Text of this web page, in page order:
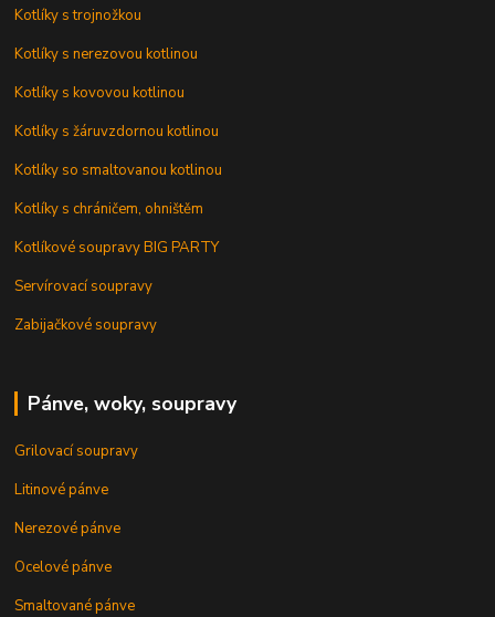
Kotlíky s trojnožkou
Kotlíky s nerezovou kotlinou
Kotlíky s kovovou kotlinou
Kotlíky s žáruvzdornou kotlinou
Kotlíky so smaltovanou kotlinou
Kotlíky s chráničem, ohništěm
Kotlíkové soupravy BIG PARTY
Servírovací soupravy
Zabijačkové soupravy
Pánve, woky, soupravy
Grilovací soupravy
Litinové pánve
Nerezové pánve
Ocelové pánve
Smaltované pánve